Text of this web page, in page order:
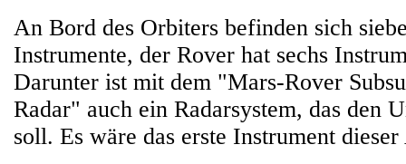
An Bord des Orbiters befinden sich
Instrumente, der Rover hat sechs
Darunter ist mit dem "Mars-Rover
Radar" auch ein Radarsystem, das den
soll. Es wäre das erste Instrument